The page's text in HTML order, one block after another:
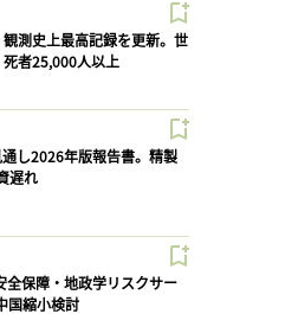
観測史上最高記録を更新。世
者25,000人以上
通し2026年版報告書。精製
遅れ
全保障・地政学リスクサー
国縮小検討